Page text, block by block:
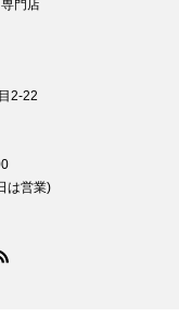
門店
2-22
は営業)